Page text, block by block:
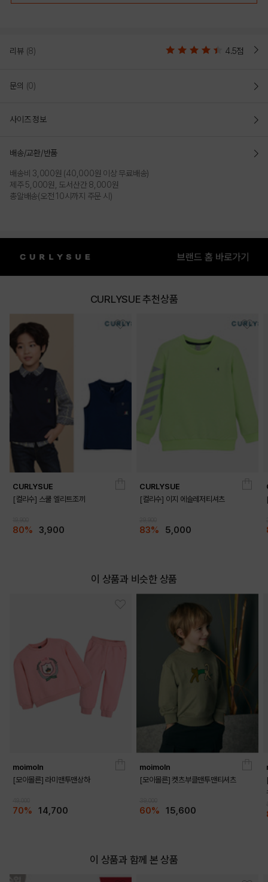
리뷰 (8) 4.5점
문의 (0)
사이즈 정보
배송/교환/반품
배송비 3,000원 (40,000원 이상 무료배송)
제주 5,000원, 도서산간 8,000원
총알배송(오전 10시까지 주문 시)
CURLYSUE 추천상품
CURLYSUE
[컬리수] 스쿨 엘리트조끼
80% 3,900
CURLYSUE
[컬리수] 이지 에슬레저티셔츠
83% 5,000
이 상품과 비슷한 상품
moimoln
[모이몰른] 라미맨투맨상하
70% 14,700
moimoln
[모이몰른] 켓츠부클맨투맨티셔츠
60% 15,600
이 상품과 함께 본 상품